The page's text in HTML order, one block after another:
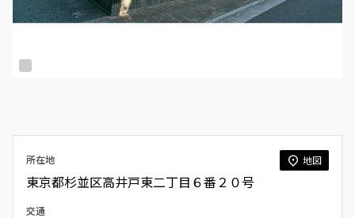
所在地 地図
東京都杉並区高井戸東二丁目６番２０号
交通